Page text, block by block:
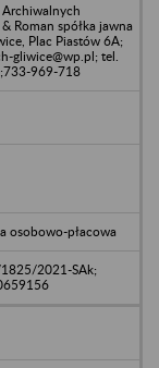
Archiwalnych
Roman spółka jawna
Plac Piastów 6A;
gliwice@wp.pl; tel.
969-718
osobowo-płacowa
2021-SAk;